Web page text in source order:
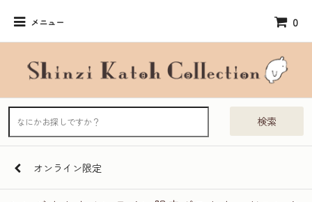
メニュー 0
検索
オンライン限定